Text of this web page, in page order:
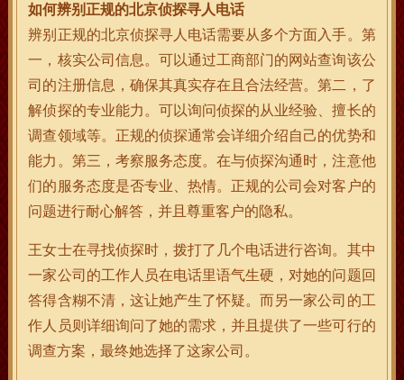
如何辨别正规的北京侦探寻人电话
辨别正规的北京侦探寻人电话需要从多个方面入手。第
一，核实公司信息。可以通过工商部门的网站查询该公
司的注册信息，确保其真实存在且合法经营。第二，了
解侦探的专业能力。可以询问侦探的从业经验、擅长的
调查领域等。正规的侦探通常会详细介绍自己的优势和
能力。第三，考察服务态度。在与侦探沟通时，注意他
们的服务态度是否专业、热情。正规的公司会对客户的
问题进行耐心解答，并且尊重客户的隐私。
王女士在寻找侦探时，拨打了几个电话进行咨询。其中
一家公司的工作人员在电话里语气生硬，对她的问题回
答得含糊不清，这让她产生了怀疑。而另一家公司的工
作人员则详细询问了她的需求，并且提供了一些可行的
调查方案，最终她选择了这家公司。